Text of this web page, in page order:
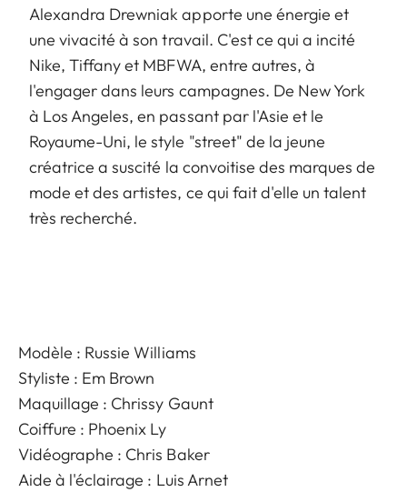
Alexandra Drewniak apporte une énergie et
une vivacité à son travail. C'est ce qui a incité
Nike, Tiffany et MBFWA, entre autres, à
l'engager dans leurs campagnes. De New York
à Los Angeles, en passant par l'Asie et le
Royaume-Uni, le style "street" de la jeune
créatrice a suscité la convoitise des marques de
mode et des artistes, ce qui fait d'elle un talent
très recherché.
Modèle : Russie Williams
Styliste : Em Brown
Maquillage : Chrissy Gaunt
Coiffure : Phoenix Ly
Vidéographe : Chris Baker
Aide à l'éclairage : Luis Arnet